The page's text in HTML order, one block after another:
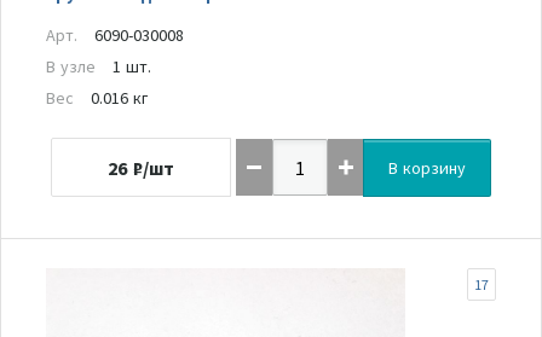
Арт.
6090-030008
В узле
1 шт.
Вес
0.016 кг
26 ₽/шт В корзину
17